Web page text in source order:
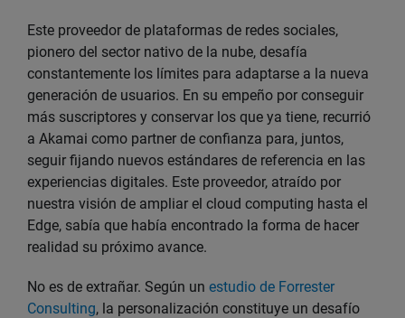
Este proveedor de plataformas de redes sociales,
pionero del sector nativo de la nube, desafía
constantemente los límites para adaptarse a la nueva
generación de usuarios. En su empeño por conseguir
más suscriptores y conservar los que ya tiene, recurrió
a Akamai como partner de confianza para, juntos,
seguir fijando nuevos estándares de referencia en las
experiencias digitales. Este proveedor, atraído por
nuestra visión de ampliar el cloud computing hasta el
Edge, sabía que había encontrado la forma de hacer
realidad su próximo avance.
No es de extrañar. Según un estudio de Forrester
Consulting, la personalización constituye un desafío